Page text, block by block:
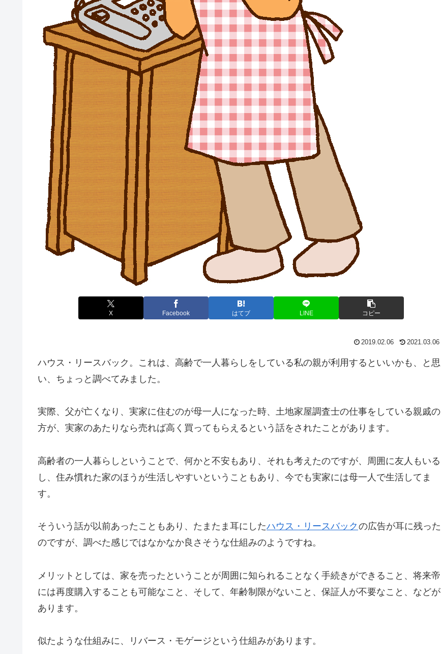
X Facebook はてブ LINE コピー
2019.02.06 2021.03.06
ハウス・リースバック。これは、高齢で一人暮らしをしている私の親が利用するといいかも、と思
い、ちょっと調べてみました。
実際、父が亡くなり、実家に住むのが母一人になった時、土地家屋調査士の仕事をしている親戚の
方が、実家のあたりなら売れば高く買ってもらえるという話をされたことがあります。
高齢者の一人暮らしということで、何かと不安もあり、それも考えたのですが、周囲に友人もいる
し、住み慣れた家のほうが生活しやすいということもあり、今でも実家には母一人で生活してま
す。
そういう話が以前あったこともあり、たまたま耳にしたハウス・リースバック の広告が耳に残った
のですが、調べた感じではなかなか良さそうな仕組みのようですね。
メリットとしては、家を売ったということが周囲に知られることなく手続きができること、将来帝
には再度購入することも可能なこと、そして、年齢制限がないこと、保証人が不要なこと、などが
あります。
似たような仕組みに、リバース・モゲージという仕組みがあります。